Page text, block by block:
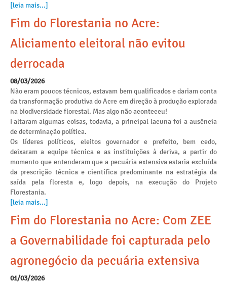
[leia mais...]
Fim do Florestania no Acre:
Aliciamento eleitoral não evitou
derrocada
08/03/2026
Não eram poucos técnicos, estavam bem qualificados e dariam conta
da transformação produtiva do Acre em direção à produção explorada
na biodiversidade florestal. Mas algo não aconteceu!
Faltaram algumas coisas, todavia, a principal lacuna foi a ausência
de determinação política.
Os líderes políticos, eleitos governador e prefeito, bem cedo,
deixaram a equipe técnica e as instituições à deriva, a partir do
momento que entenderam que a pecuária extensiva estaria excluída
da prescrição técnica e científica predominante na estratégia da
saída pela floresta e, logo depois, na execução do Projeto
Florestania.
[leia mais...]
Fim do Florestania no Acre: Com ZEE
a Governabilidade foi capturada pelo
agronegócio da pecuária extensiva
01/03/2026